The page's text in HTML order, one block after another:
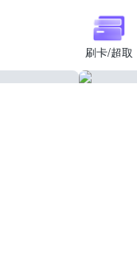
刷卡/超取